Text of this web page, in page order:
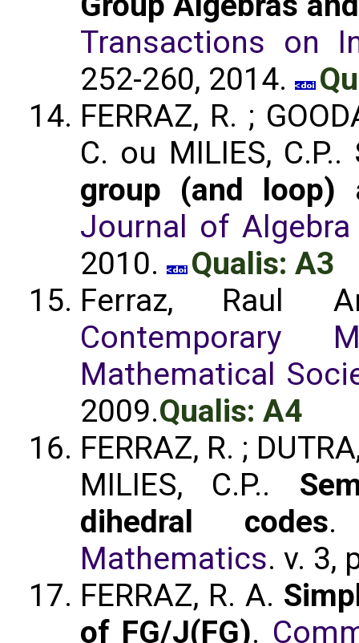
Transactions on
252-260, 2014.
FERRAZ, R. ;
C. ou MILIES, C.P..
group (and loop)
Journal of
2010.
Qualis: A3
Ferraz, Raul
Contemporary
Mathematical
2009.Qualis: A4
FERRAZ, R. ;
MILIES, C.P..
dihedral codes
Mathematics. v. 3,
FERRAZ, R. A.
of FG/J(FG).